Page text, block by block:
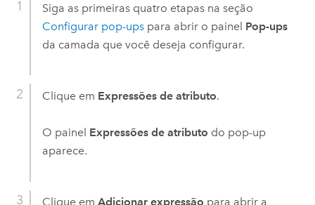
Siga as primeiras quatro etapas na seção
Configurar pop-upspara abrir o painel Pop-ups
da camada que você deseja configurar.
Clique em Expressões de atributo.
O painel Expressões de atributo do pop-up
aparece.
Clique em Adicionar expressão para abrir a